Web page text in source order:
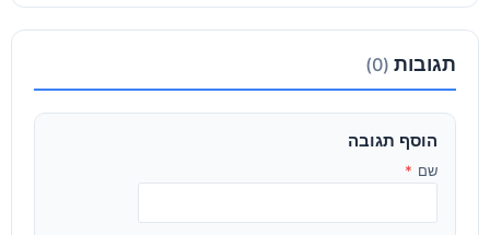
תגובות (0)
הוסף תגובה
שם *